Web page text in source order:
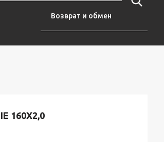
Возврат и обмен
160Х2,0